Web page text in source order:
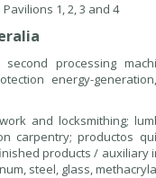
1, 2, 3 and 4
processing
energy-
and locksmithing;
carpentry; productos
products / auxiliary
steel, glass,